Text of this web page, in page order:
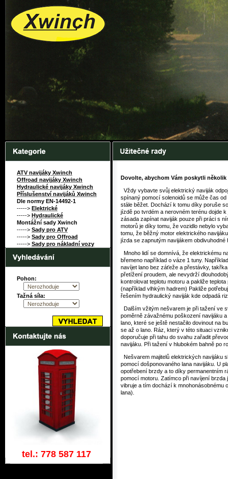
ATV navijáky Xwinch
Offroad navijáky Xwinch
Hydraulické navijáky Xwinch
Příslušenství navijáků Xwinch
Dle normy EN-14492-1
-----> Elektrické
-----> Hydraulické
Montážní sady Xwinch
-----> Sady pro ATV
-----> Sady pro Offroad
-----> Sady pro nákladní vozy
Pohon:
Tažná síla:
tel.: 778 587 117
Dovolte, abychom Vám poskytli
Vždy vybavte svůj elektrický naviják
spínaný pomocí solenoidů se může čas
stále běžet. Dochází k tomu díky poruše
jízdě po tvrdém a nerovném terénu dojde
zásada zapínat naviják pouze při práci s
motorů je díky tomu, že vozidlo nebylo
tomu, že běžný motor elektrického
jízda se zapnutým navijákem obdivuhodné
Mnoho lidí se domnívá, že elektrickému
břemeno například o váze 1 tuny.
navíjet lano bez záťeže a přestávky,
přetížení proudem, ale nevydrží
kontrolovat teplotu motoru a pakliže
(například vlhkým hadrem) Pakliže
řešením hydraulický naviják kde odpadá
Dalším vžitým nešvarem je při tažení ve
poměrně závažnému poškození navijáku
lano, které se ještě nestačilo dovinout na
se až o lano. Ráz, který v této situaci
doporučuje při tahu do svahu zařadit
navijáku. Při tažení v hlubokém bahně po
Nešvarem majitelů elektrických navijáku
pomocí došponovaného lana navijáku. U
opotřebení brzdy a to díky permanentním
pomocí motoru. Zatímco při navíjení
vibruje a tím dochází k mnohonásobnému
lana).